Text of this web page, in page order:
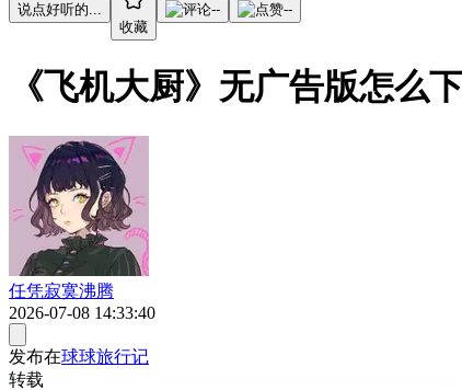
说点好听的...
收藏
-- --
《飞机大厨》无广告版怎么
任凭寂寞沸腾
2026-07-08 14:33:40
发布在球球旅行记
转载